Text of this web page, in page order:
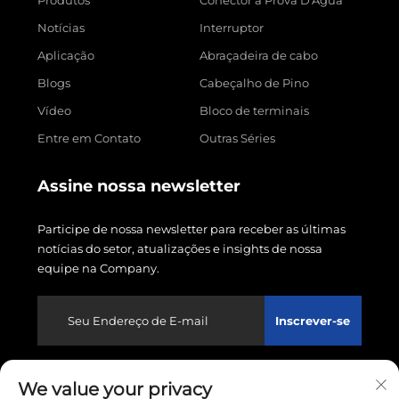
Notícias
Aplicação
Blogs
Vídeo
Entre em Contato
Interruptor
Abraçadeira de cabo
Cabeçalho de Pino
Bloco de terminais
Outras Séries
Assine nossa newsletter
Participe de nossa newsletter para receber as últimas
notícias do setor, atualizações e insights de nossa
equipe na Company.
Inscrever-se
Direitos autorais © 2026 Wenzhou Linxin Electronics
We value your privacy